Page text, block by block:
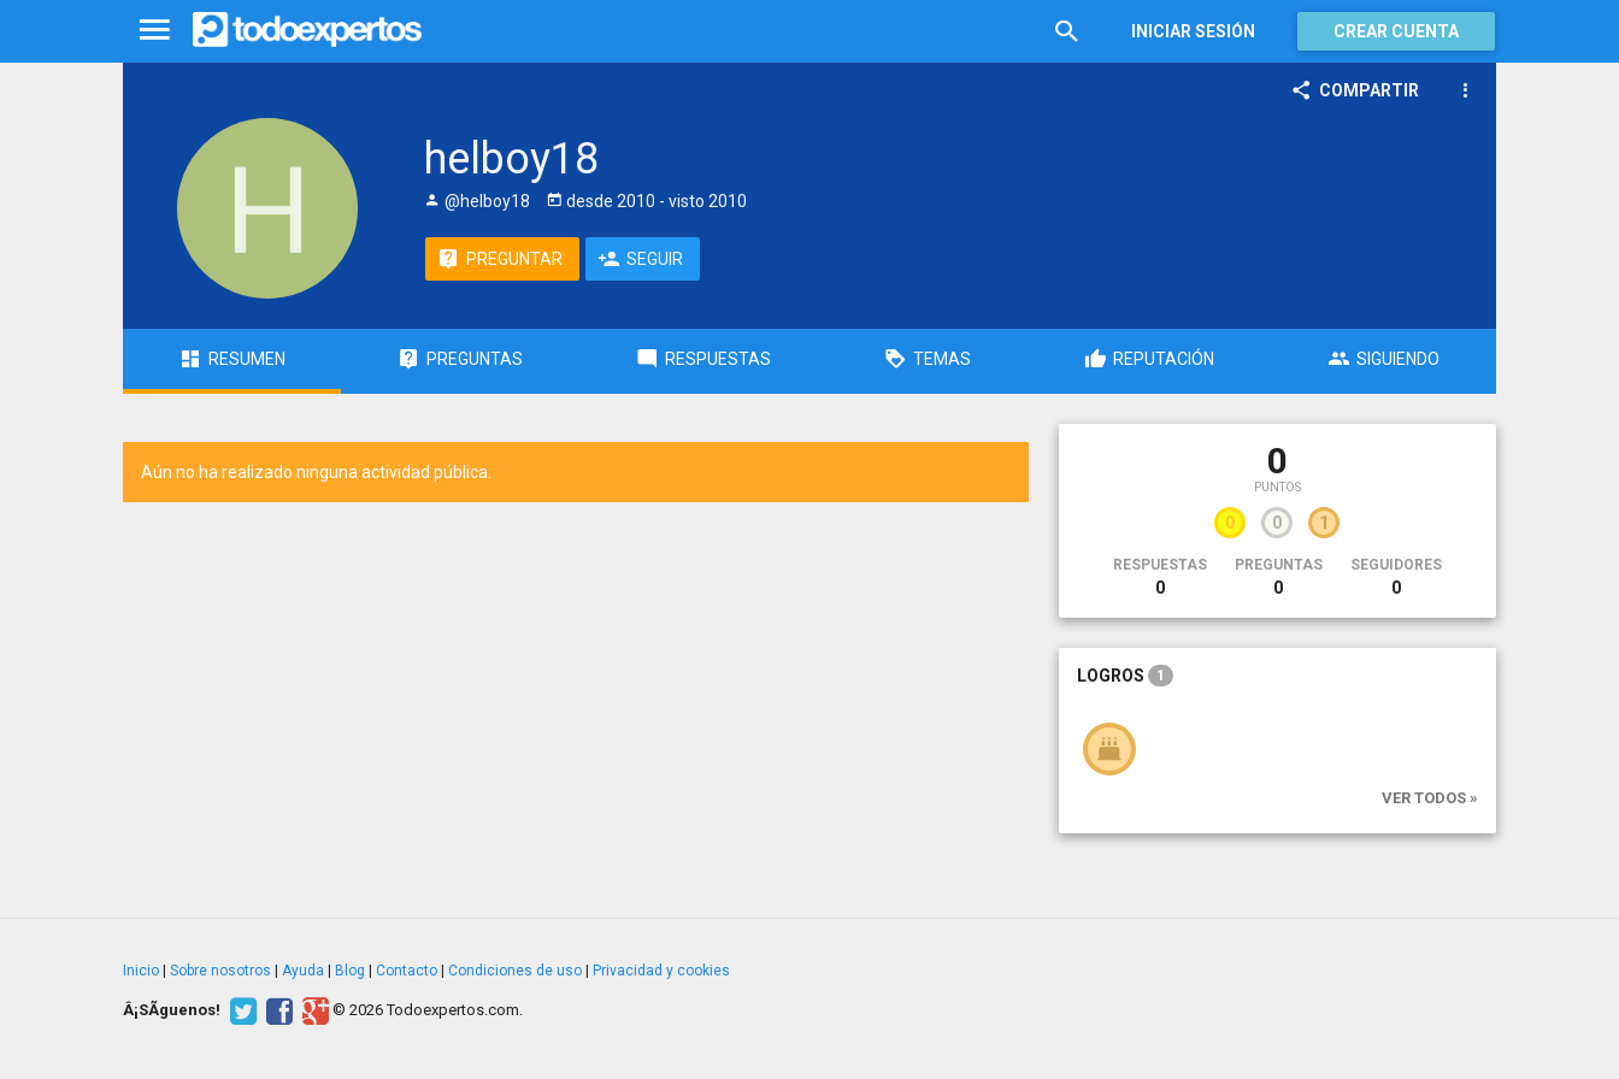
INICIAR SESIÓN CREAR CUENTA
COMPARTIR
helboy18
@helboy18 desde 2010 - visto 2010
PREGUNTAR SEGUIR
RESUMEN PREGUNTAS RESPUESTAS TEMAS REPUTACIÓN SIGUIENDO
Aún no ha realizado ninguna actividad pública. 0
PUNTOS
0 0 1
RESPUESTAS
0
PREGUNTAS
0
SEGUIDORES
0
LOGROS 1
VER TODOS »
Inicio Sobre nosotros Ayuda Blog Contacto Condiciones de uso Privacidad y cookies
Â¡SÃ­guenos! © 2026 Todoexpertos.com.